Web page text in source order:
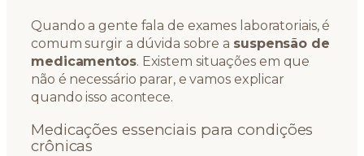
Quando a gente fala de exames laboratoriais, é
comum surgir a dúvida sobre a suspensão de
medicamentos. Existem situações em que
não é necessário parar, e vamos explicar
quando isso acontece.
Medicações essenciais para condições
crônicas